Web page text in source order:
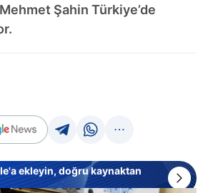
Şahin Türkiye’de
ekleyin, doğru kaynaktan